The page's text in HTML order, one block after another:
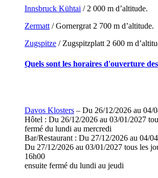
Innsbruck Kühtai / 2 000 m d’altitude.
Zermatt/ Gornergrat 2 700 m d’altitude.
Zugspitze / Zugspitzplatt 2 600 m
Quels sont les horaires d'ouverture
Davos Klosters – Du 26/12/2026 au 04/
Hôtel : Du 26/12/2026 au 03/01/2027
fermé du lundi au mercredi
Bar/Restaurant : Du 27/12/2026 au 04/
Du 27/12/2026 au 03/01/2027 tous les
16h00
ensuite fermé du lundi au jeudi